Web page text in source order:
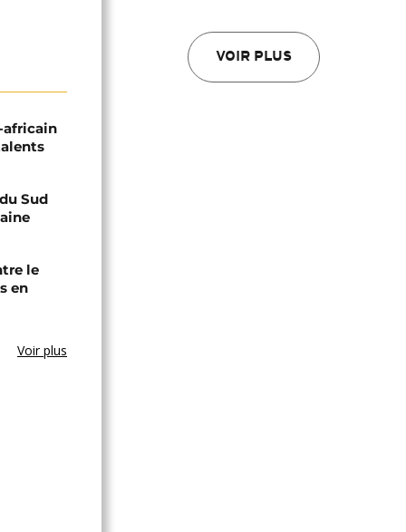
VOIR PLUS
africain
Sud
le
en
Voir plus